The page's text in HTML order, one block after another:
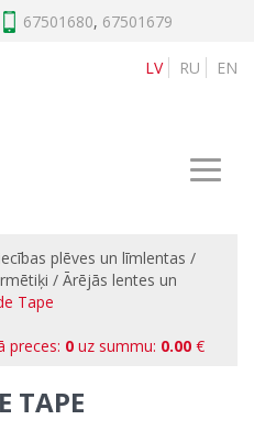
67501680, 67501679
LV RU EN
plēves un līmlentas /
/ Ārējās lentes un
Tape
preces: 0 uz summu: 0.00 €
TAPE